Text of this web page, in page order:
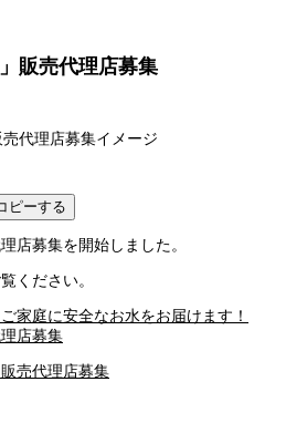
販売代理店募集
ピーする
店募集を開始しました。
ください。
家庭に安全なお水をお届けます！
店募集
売代理店募集